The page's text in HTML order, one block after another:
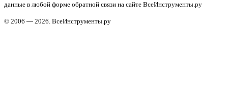
данные в любой форме обратной связи на сайте ВсеИнструменты.ру
© 2006 — 2026. ВсеИнструменты.ру